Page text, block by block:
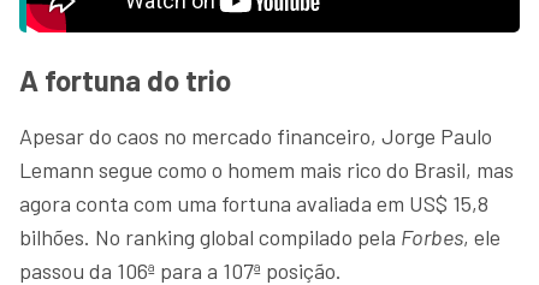
A fortuna do trio
Apesar do caos no mercado financeiro, Jorge Paulo
Lemann segue como o homem mais rico do Brasil, mas
agora conta com uma fortuna avaliada em US$ 15,8
bilhões. No ranking global compilado pela Forbes, ele
passou da 106ª para a 107ª posição.